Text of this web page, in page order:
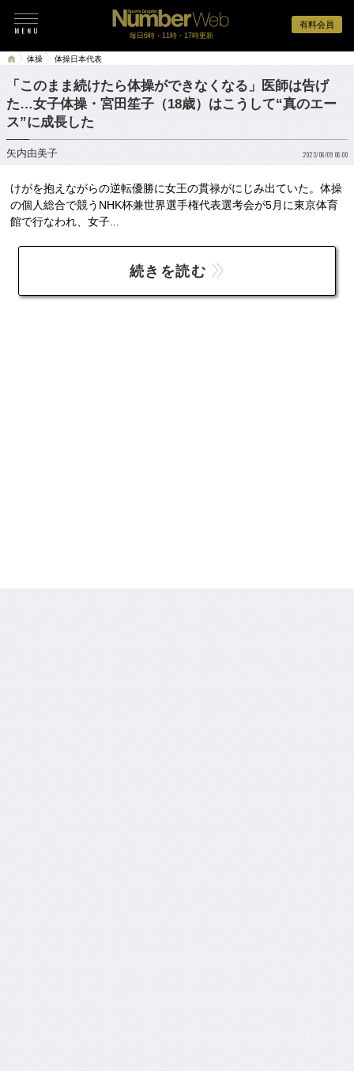
有料会員
毎日6時・11時・17時更新
体操 体操日本代表
「このまま続けたら体操ができなくなる」医師は告げ
た…女子体操・宮田笙子（18歳）はこうして“真のエー
ス”に成長した
矢内由美子 2023/06/09 06:00
けがを抱えながらの逆転優勝に女王の貫禄がにじみ出ていた。体操
の個人総合で競うNHK杯兼世界選手権代表選考会が5月に東京体育
館で行なわれ、女子...
続きを読む